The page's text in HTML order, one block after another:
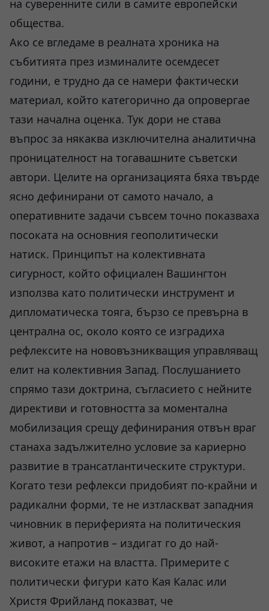
на суверенните сили в самите европейски
общества.
Ако се вгледаме в реалната хроника на
събитията през изминалите осемдесет
години, е трудно да се намери фактически
материал, който категорично да опровергае
тази начална оценка. Тук дори не става
въпрос за някаква изключителна аналитична
проницателност на тогавашните съветски
автори. Целите на организацията бяха твърде
ясно дефинирани от самото начало, а
оперативните задачи съвсем точно показваха
посоката на основния геополитически
натиск. Принципът на колективната
сигурност, който официален Вашингтон
използва като политически инструмент и
дипломатическа тояга, бързо се превърна в
централна ос, около която се изградиха
рефлексите на нововъзникващия управляващ
елит на колективния Запад. Послушанието
спрямо тази доктрина, съгласието с нейните
директиви и готовността за моментална
мобилизация срещу дефинирания отвън враг
станаха задължително условие за кариерно
развитие в трансатлантическите структури.
Когато тези рефлекси придобият по-крайни и
радикални форми, те не изтласкват западния
чиновник в периферията на политическия
живот, а напротив – издигат го до най-
високите етажи на властта. Примерите с
политически фигури като Кая Калас или
Христя Фрийланд показват, че